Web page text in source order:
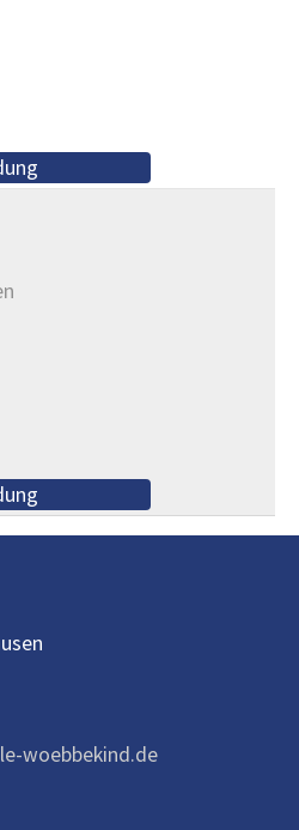
woebbekind.de